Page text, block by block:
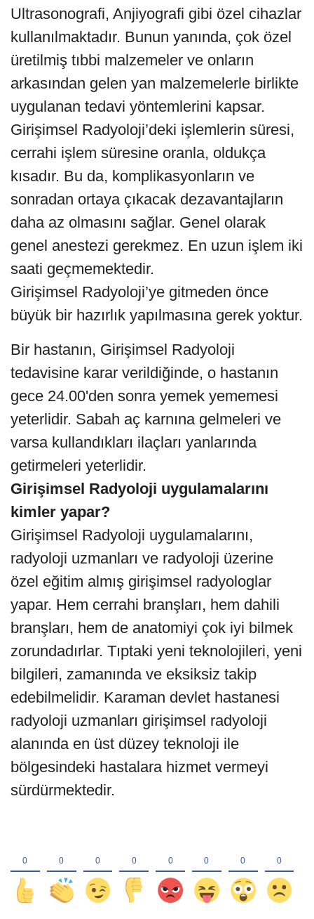
Ultrasonografi, Anjiyografi gibi özel cihazlar
kullanılmaktadır. Bunun yanında, çok özel
üretilmiş tıbbi malzemeler ve onların
arkasından gelen yan malzemelerle birlikte
uygulanan tedavi yöntemlerini kapsar.
Girişimsel Radyoloji’deki işlemlerin süresi,
cerrahi işlem süresine oranla, oldukça
kısadır. Bu da, komplikasyonların ve
sonradan ortaya çıkacak dezavantajların
daha az olmasını sağlar. Genel olarak
genel anestezi gerekmez. En uzun işlem iki
saati geçmemektedir.
Girişimsel Radyoloji’ye gitmeden önce
büyük bir hazırlık yapılmasına gerek yoktur.
Bir hastanın, Girişimsel Radyoloji
tedavisine karar verildiğinde, o hastanın
gece 24.00'den sonra yemek yememesi
yeterlidir. Sabah aç karnına gelmeleri ve
varsa kullandıkları ilaçları yanlarında
getirmeleri yeterlidir.
Girişimsel Radyoloji uygulamalarını
kimler yapar?
Girişimsel Radyoloji uygulamalarını,
radyoloji uzmanları ve radyoloji üzerine
özel eğitim almış girişimsel radyologlar
yapar. Hem cerrahi branşları, hem dahili
branşları, hem de anatomiyi çok iyi bilmek
zorundadırlar. Tıptaki yeni teknolojileri, yeni
bilgileri, zamanında ve eksiksiz takip
edebilmelidir. Karaman devlet hastanesi
radyoloji uzmanları girişimsel radyoloji
alanında en üst düzey teknoloji ile
bölgesindeki hastalara hizmet vermeyi
sürdürmektedir.